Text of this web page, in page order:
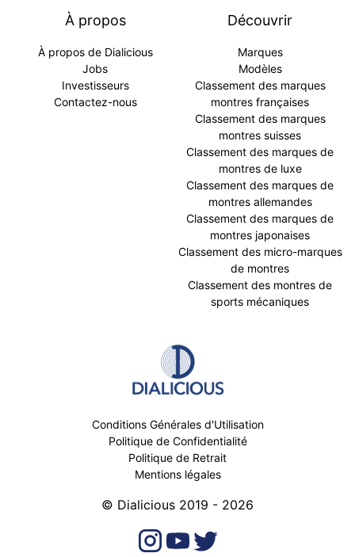
À propos
À propos de Dialicious
Jobs
Investisseurs
Contactez-nous
Découvrir
Marques
Modèles
Classement des marques
montres françaises
Classement des marques
montres suisses
Classement des marques de
montres de luxe
Classement des marques de
montres allemandes
Classement des marques de
montres japonaises
Classement des micro-marques
de montres
Classement des montres de
sports mécaniques
Conditions Générales d'Utilisation
Politique de Confidentialité
Politique de Retrait
Mentions légales
© Dialicious 2019 - 2026